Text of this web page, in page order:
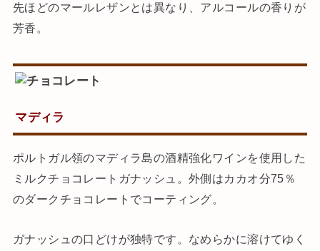
先ほどのマールレザンとは異なり、アルコールの香りが
芳香。
マディラ
ポルトガル領のマディラ島の酒精強化ワインを使用した
ミルクチョコレートガナッシュ。外側はカカオ分75％
のダークチョコレートでコーティング。
ガナッシュの口どけが独特です。なめらかに溶けてゆく